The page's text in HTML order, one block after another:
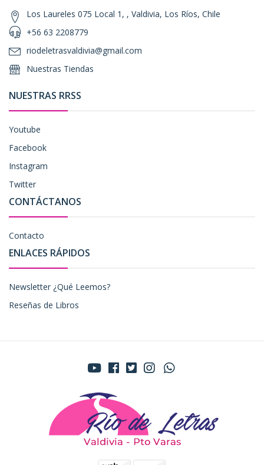
Los Laureles 075 Local 1, , Valdivia, Los Ríos, Chile
+56 63 2208779
riodeletrasvaldivia@gmail.com
Nuestras Tiendas
NUESTRAS RRSS
Youtube
Facebook
Instagram
Twitter
CONTÁCTANOS
Contacto
ENLACES RÁPIDOS
Newsletter ¿Qué Leemos?
Reseñas de Libros